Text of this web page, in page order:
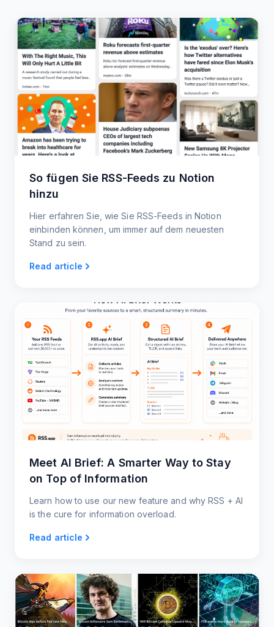
So fügen Sie RSS-Feeds zu Notion
hinzu
Hier erfahren Sie, wie Sie RSS-Feeds in Notion
einbinden können, um immer auf dem neuesten
Stand zu sein.
Read article
Meet AI Brief: A Smarter Way to Stay
on Top of Information
Learn how to use our new feature and why RSS + AI
is the cure for information overload.
Read article